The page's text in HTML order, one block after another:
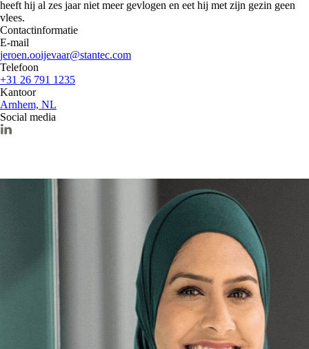
heeft hij al zes jaar niet meer gevlogen en eet hij met zijn gezin geen
vlees.
Contactinformatie
E-mail
jeroen.ooijevaar@stantec.com
Telefoon
+31 26 791 1235
Kantoor
Arnhem, NL
Social media